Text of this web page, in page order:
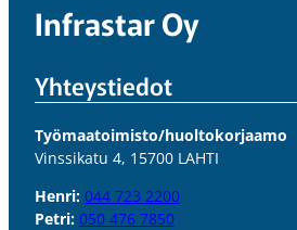
Infrastar Oy
Yhteystiedot
Työmaatoimisto/huoltokorjaamo
Vinssikatu 4, 15700 LAHTI
Henri: 044 723 2200
Petri: 050 476 7850